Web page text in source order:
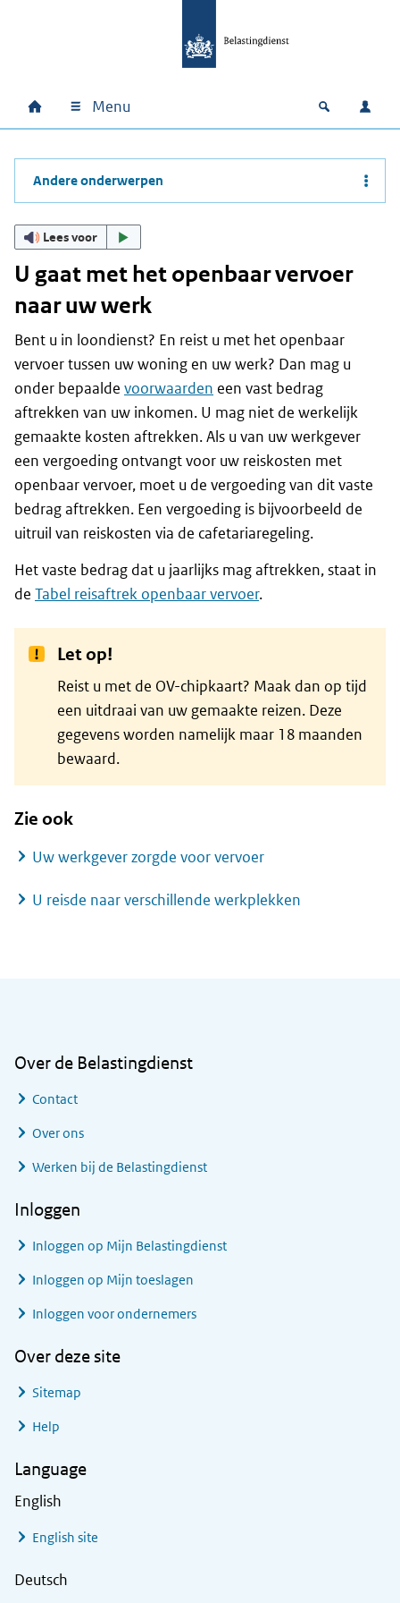
Hoofdnavigatie
Home Menu Open
Andere onderwerpen
Lees voor
U gaat met het openbaar vervoer
naar uw werk
Bent u in loondienst? En reist u met het openbaar
vervoer tussen uw woning en uw werk? Dan mag u
onder bepaalde voorwaarden een vast bedrag
aftrekken van uw inkomen. U mag niet de werkelijk
gemaakte kosten aftrekken. Als u van uw werkgever
een vergoeding ontvangt voor uw reiskosten met
openbaar vervoer, moet u de vergoeding van dit vaste
bedrag aftrekken. Een vergoeding is bijvoorbeeld de
uitruil van reiskosten via de cafetariaregeling.
Het vaste bedrag dat u jaarlijks mag aftrekken, staat in
de Tabel reisaftrek openbaar vervoer.
Let op!
Reist u met de OV-chipkaart? Maak dan op tijd
een uitdraai van uw gemaakte reizen. Deze
gegevens worden namelijk maar 18 maanden
bewaard.
Zie ook
Uw werkgever zorgde voor vervoer
U reisde naar verschillende werkplekken
Over de Belastingdienst
Contact
Over ons
Werken bij de Belastingdienst
Inloggen
Inloggen op Mijn Belastingdienst
Inloggen op Mijn toeslagen
Inloggen voor ondernemers
Over deze site
Sitemap
Help
Language
English
English site
Deutsch